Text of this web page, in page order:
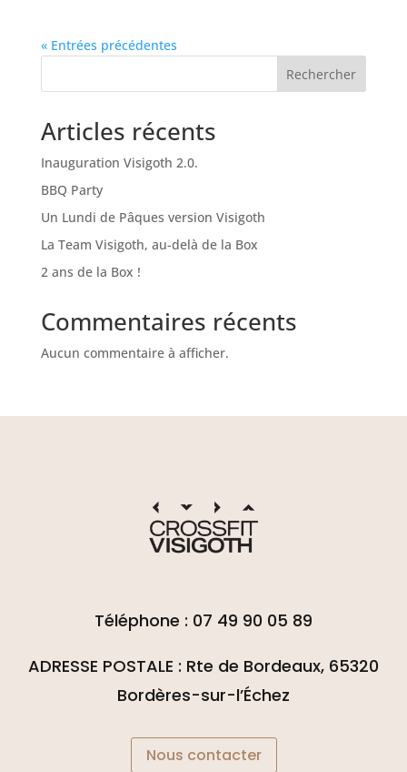
« Entrées précédentes
Rechercher
Articles récents
Inauguration Visigoth 2.0.
BBQ Party
Un Lundi de Pâques version Visigoth
La Team Visigoth, au-delà de la Box
2 ans de la Box !
Commentaires récents
Aucun commentaire à afficher.
Téléphone : 07 49 90 05 89
ADRESSE POSTALE : Rte de Bordeaux, 65320
Bordères-sur-l’Échez
Nous contacter